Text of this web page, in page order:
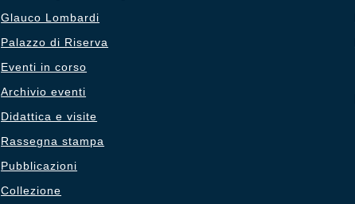
Glauco Lombardi
Palazzo di Riserva
Eventi in corso
Archivio eventi
Didattica e visite
Rassegna stampa
Pubblicazioni
Collezione